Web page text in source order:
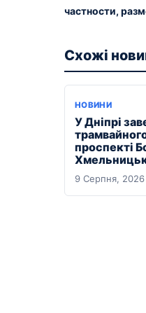
частности,
Схожі
НОВИНИ
У Дніпрі
проспекті
9 Серпня, 2026